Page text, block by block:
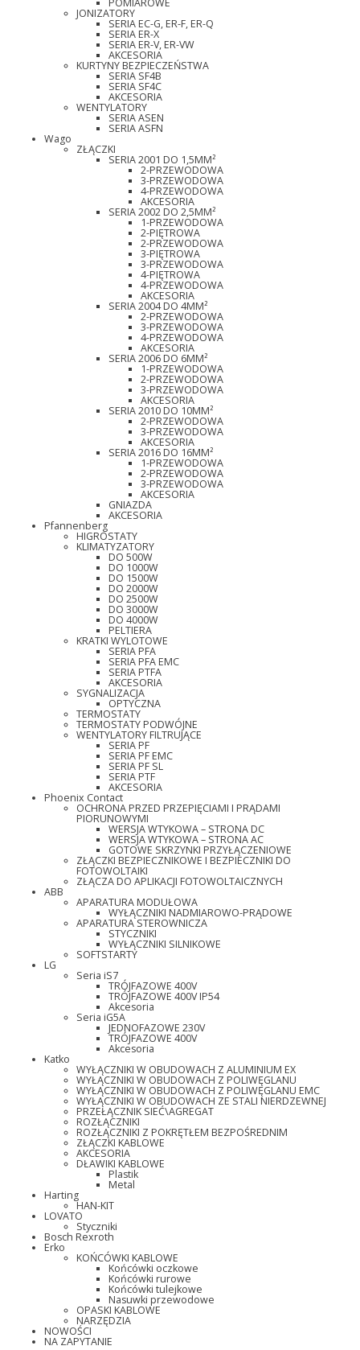
POMIAROWE
JONIZATORY
SERIA EC-G, ER-F, ER-Q
SERIA ER-X
SERIA ER-V, ER-VW
AKCESORIA
KURTYNY BEZPIECZEŃSTWA
SERIA SF4B
SERIA SF4C
AKCESORIA
WENTYLATORY
SERIA ASEN
SERIA ASFN
Wago
ZŁĄCZKI
SERIA 2001 DO 1,5MM²
2-PRZEWODOWA
3-PRZEWODOWA
4-PRZEWODOWA
AKCESORIA
SERIA 2002 DO 2,5MM²
1-PRZEWODOWA
2-PIĘTROWA
2-PRZEWODOWA
3-PIĘTROWA
3-PRZEWODOWA
4-PIĘTROWA
4-PRZEWODOWA
AKCESORIA
SERIA 2004 DO 4MM²
2-PRZEWODOWA
3-PRZEWODOWA
4-PRZEWODOWA
AKCESORIA
SERIA 2006 DO 6MM²
1-PRZEWODOWA
2-PRZEWODOWA
3-PRZEWODOWA
AKCESORIA
SERIA 2010 DO 10MM²
2-PRZEWODOWA
3-PRZEWODOWA
AKCESORIA
SERIA 2016 DO 16MM²
1-PRZEWODOWA
2-PRZEWODOWA
3-PRZEWODOWA
AKCESORIA
GNIAZDA
AKCESORIA
Pfannenberg
HIGROSTATY
KLIMATYZATORY
DO 500W
DO 1000W
DO 1500W
DO 2000W
DO 2500W
DO 3000W
DO 4000W
PELTIERA
KRATKI WYLOTOWE
SERIA PFA
SERIA PFA EMC
SERIA PTFA
AKCESORIA
SYGNALIZACJA
OPTYCZNA
TERMOSTATY
TERMOSTATY PODWÓJNE
WENTYLATORY FILTRUJĄCE
SERIA PF
SERIA PF EMC
SERIA PF SL
SERIA PTF
AKCESORIA
Phoenix Contact
OCHRONA PRZED PRZEPIĘCIAMI I PRĄDAMI
PIORUNOWYMI
WERSJA WTYKOWA – STRONA DC
WERSJA WTYKOWA – STRONA AC
GOTOWE SKRZYNKI PRZYŁĄCZENIOWE
ZŁĄCZKI BEZPIECZNIKOWE I BEZPIECZNIKI DO
FOTOWOLTAIKI
ZŁĄCZA DO APLIKACJI FOTOWOLTAICZNYCH
ABB
APARATURA MODUŁOWA
WYŁĄCZNIKI NADMIAROWO-PRĄDOWE
APARATURA STEROWNICZA
STYCZNIKI
WYŁĄCZNIKI SILNIKOWE
SOFTSTARTY
LG
Seria iS7
TRÓJFAZOWE 400V
TRÓJFAZOWE 400V IP54
Akcesoria
Seria iG5A
JEDNOFAZOWE 230V
TRÓJFAZOWE 400V
Akcesoria
Katko
WYŁĄCZNIKI W OBUDOWACH Z ALUMINIUM EX
WYŁĄCZNIKI W OBUDOWACH Z POLIWĘGLANU
WYŁĄCZNIKI W OBUDOWACH Z POLIWĘGLANU EMC
WYŁĄCZNIKI W OBUDOWACH ZE STALI NIERDZEWNEJ
PRZEŁĄCZNIK SIEĆ\AGREGAT
ROZŁĄCZNIKI
ROZŁĄCZNIKI Z POKRĘTŁEM BEZPOŚREDNIM
ZŁĄCZKI KABLOWE
AKCESORIA
DŁAWIKI KABLOWE
Plastik
Metal
Harting
HAN-KIT
LOVATO
Styczniki
Bosch Rexroth
Erko
KOŃCÓWKI KABLOWE
Końcówki oczkowe
Końcówki rurowe
Końcówki tulejkowe
Nasuwki przewodowe
OPASKI KABLOWE
NARZĘDZIA
NOWOŚCI
NA ZAPYTANIE